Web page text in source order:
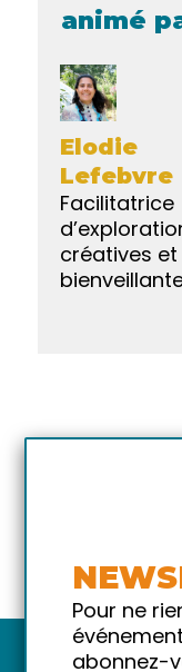
animé
Elodie
Lefebvre
Facilitatrice
créatives et
Pour ne
abonnez-